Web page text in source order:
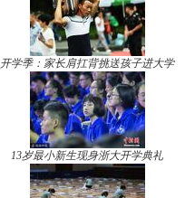
开学季：家长肩扛背挑送孩子进大学
13岁最小新生现身浙大开学典礼